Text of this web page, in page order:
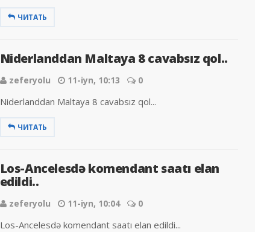
ЧИТАТЬ
Niderlanddan Maltaya 8 cavabsız qol..
zeferyolu 11-iyn, 10:13 0
Niderlanddan Maltaya 8 cavabsız qol...
ЧИТАТЬ
Los-Ancelesdə komendant saatı elan
edildi..
zeferyolu 11-iyn, 10:04 0
Los-Ancelesdə komendant saatı elan edildi...